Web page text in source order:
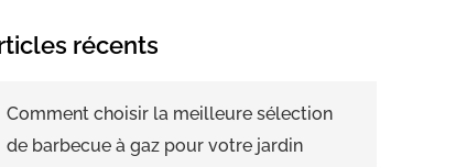
récents
Comment choisir la meilleure sélection
de barbecue à gaz pour votre jardin